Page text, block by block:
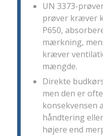
UN 3373-
prøver kræver
P650,
mærkning,
kræver
mængde.
Direkte
men den er
konsekvensen
håndtering
højere end